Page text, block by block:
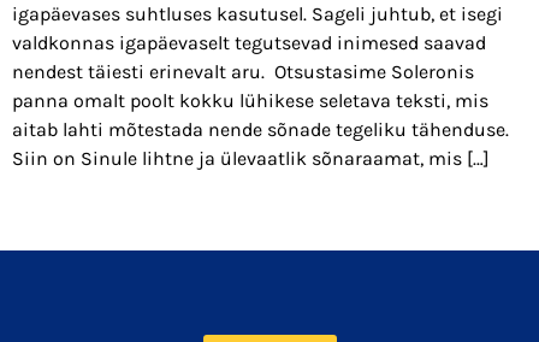
igapäevases suhtluses kasutusel. Sageli juhtub, et isegi
valdkonnas igapäevaselt tegutsevad inimesed saavad
nendest täiesti erinevalt aru. Otsustasime Soleronis
panna omalt poolt kokku lühikese seletava teksti, mis
aitab lahti mõtestada nende sõnade tegeliku tähenduse.
Siin on Sinule lihtne ja ülevaatlik sõnaraamat, mis […]